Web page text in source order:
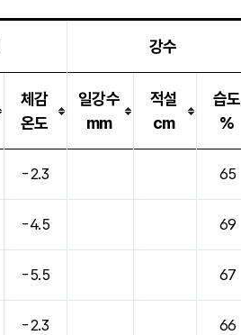
강수
체감
온도
일강수
mm
적설
cm
습도
%
-2.3 65
-4.5 69
-5.5 67
-2.3 66